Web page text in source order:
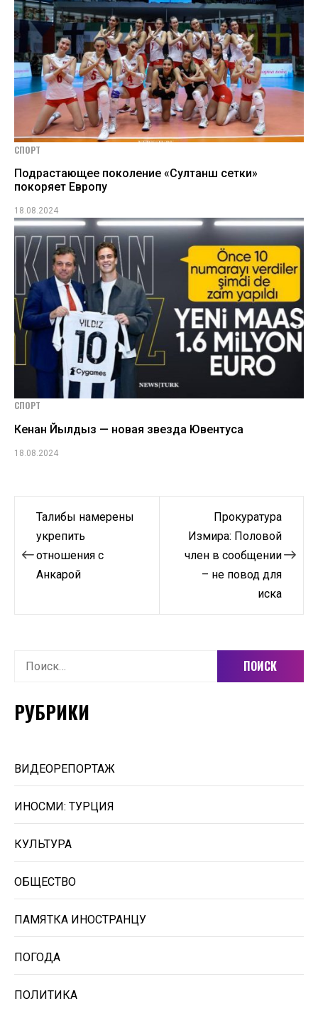
СПОРТ
Подрастающее поколение «Султанш сетки»
покоряет Европу
18.08.2024
СПОРТ
Кенан Йылдыз — новая звезда Ювентуса
18.08.2024
Навигация
записям
Талибы намерены
укрепить
отношения с
Анкарой
Прокуратура
Измира: Половой
член в сообщении
– не повод для
иска
Найти:
РУБРИКИ
ВИДЕОРЕПОРТАЖ
ИНОСМИ: ТУРЦИЯ
КУЛЬТУРА
ОБЩЕСТВО
ПАМЯТКА ИНОСТРАНЦУ
ПОГОДА
ПОЛИТИКА